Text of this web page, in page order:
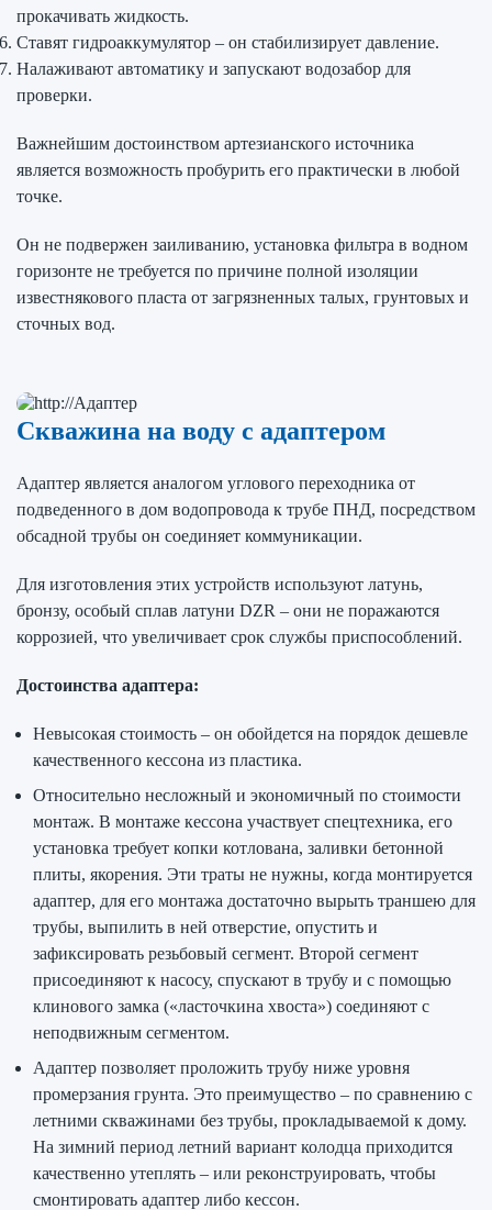
прокачивать жидкость.
Ставят гидроаккумулятор – он стабилизирует давление.
Налаживают автоматику и запускают водозабор для
проверки.
Важнейшим достоинством артезианского источника
является возможность пробурить его практически в любой
точке.
Он не подвержен заиливанию, установка фильтра в водном
горизонте не требуется по причине полной изоляции
известнякового пласта от загрязненных талых, грунтовых и
сточных вод.
Скважина на воду с адаптером
Адаптер является аналогом углового переходника от
подведенного в дом водопровода к трубе ПНД, посредством
обсадной трубы он соединяет коммуникации.
Для изготовления этих устройств используют латунь,
бронзу, особый сплав латуни DZR – они не поражаются
коррозией, что увеличивает срок службы приспособлений.
Достоинства адаптера:
Невысокая стоимость – он обойдется на порядок дешевле
качественного кессона из пластика.
Относительно несложный и экономичный по стоимости
монтаж. В монтаже кессона участвует спецтехника, его
установка требует копки котлована, заливки бетонной
плиты, якорения. Эти траты не нужны, когда монтируется
адаптер, для его монтажа достаточно вырыть траншею для
трубы, выпилить в ней отверстие, опустить и
зафиксировать резьбовый сегмент. Второй сегмент
присоединяют к насосу, спускают в трубу и с помощью
клинового замка («ласточкина хвоста») соединяют с
неподвижным сегментом.
Адаптер позволяет проложить трубу ниже уровня
промерзания грунта. Это преимущество – по сравнению с
летними скважинами без трубы, прокладываемой к дому.
На зимний период летний вариант колодца приходится
качественно утеплять – или реконструировать, чтобы
смонтировать адаптер либо кессон.